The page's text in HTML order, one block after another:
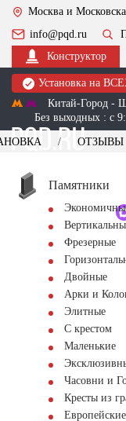
Москва и
info@pqd.ru
Конструктор
Установка на
Китай-Город -
Без выходных : с
+7 (495) 518-
Обратный звонок
ОТЗЫВЫ
Памятники
Фрезерные
Двойные
Арки и
Элитные
С крестом
Маленькие
Часовни и
Кресты из
Европейские